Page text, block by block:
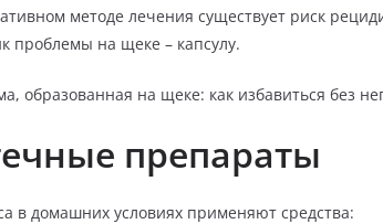
методе лечения существует риск
проблемы на щеке – капсулу.
препараты
в домашних условиях применяют средства: